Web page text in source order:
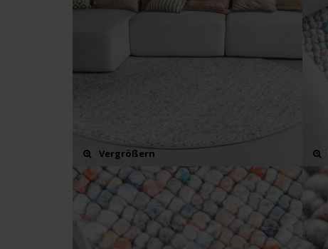
Vergrößern